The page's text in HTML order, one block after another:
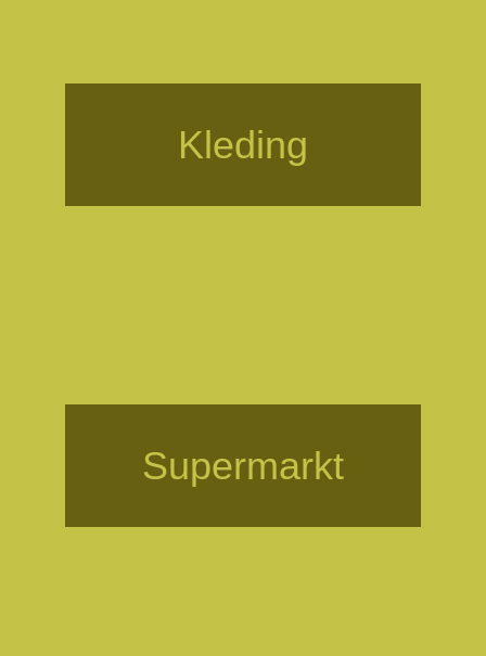
Kleding
Supermarkt